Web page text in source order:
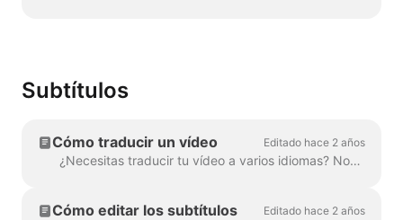
Subtítulos
Cómo traducir un vídeo Editado hace 2 años
¿Necesitas traducir tu vídeo a varios idiomas? Nosotros nos encargamos. Nota: aquí utilizamos subtítulos automáticos. Tu límite mensual...
Cómo editar los subtítulos Editado hace 2 años